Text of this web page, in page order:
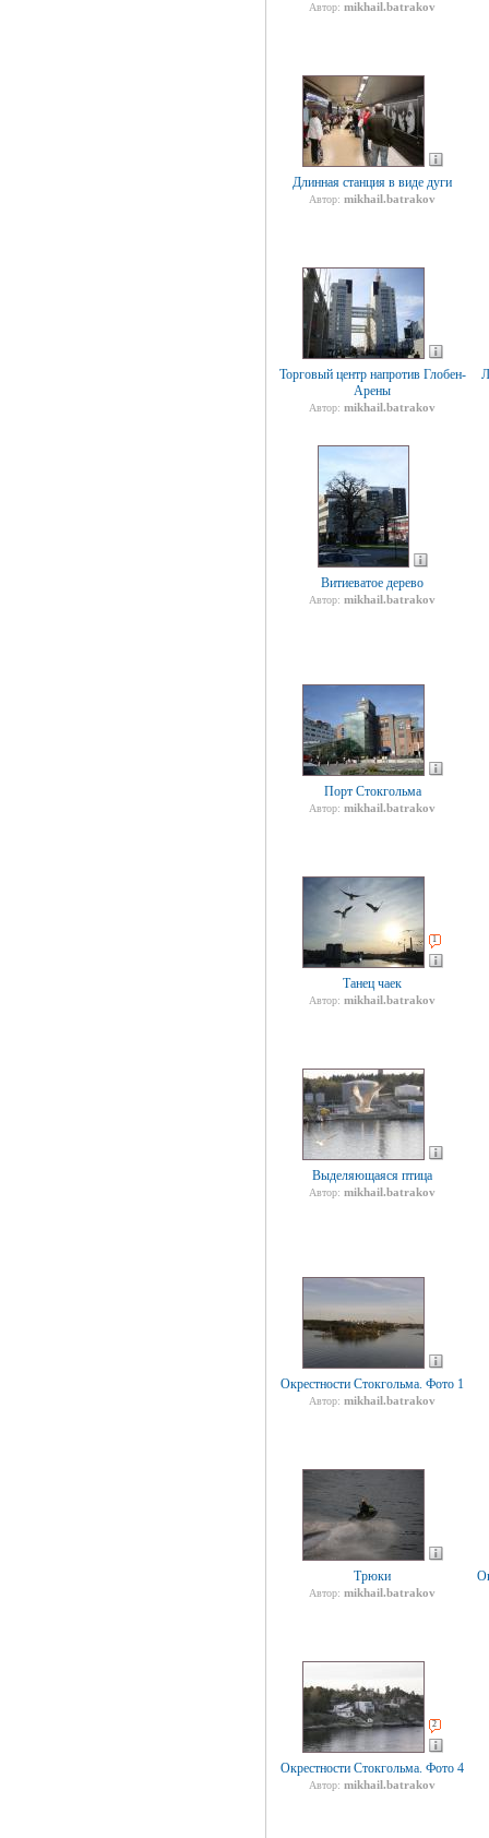
Автор: mikhail.batrakov
Длинная станция в виде дуги
Автор: mikhail.batrakov
Торговый центр напротив Глобен-
Арены
Автор: mikhail.batrakov
Витиеватое дерево
Автор: mikhail.batrakov
Порт Стокгольма
Автор: mikhail.batrakov
1
Танец чаек
Автор: mikhail.batrakov
Выделяющаяся птица
Автор: mikhail.batrakov
Окрестности Стокгольма. Фото 1
Автор: mikhail.batrakov
Трюки
Автор: mikhail.batrakov
2
Окрестности Стокгольма. Фото 4
Автор: mikhail.batrakov